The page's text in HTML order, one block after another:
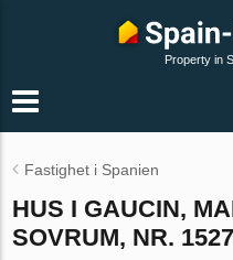
Property in
Fastighet i Spanien
HUS I GAUCIN,
SOVRUM, NR.